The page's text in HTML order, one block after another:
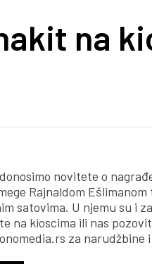
na
novitete o
Rajnaldom
satovima. U njemu su i
kioscima ili nas
za